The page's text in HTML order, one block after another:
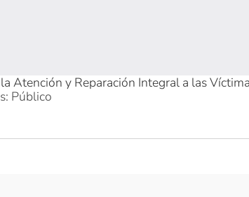
Atención y Reparación Integral a las
Público